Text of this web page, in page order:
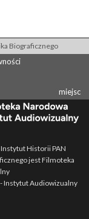
Biograficznego
miejsc
Historii PAN
jest Filmoteka
Instytut Audiowizualny